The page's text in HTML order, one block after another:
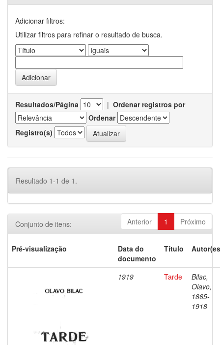
Adicionar filtros:
Utilizar filtros para refinar o resultado de busca.
Resultados/Página | Ordenar registros por
Ordenar
Registro(s)
Resultado 1-1 de 1.
Anterior 1 Próximo
Conjunto de itens:
Pré-visualização
Data do
documento
Título
1919 Tarde
Bilac,
Olavo,
1865-
1918